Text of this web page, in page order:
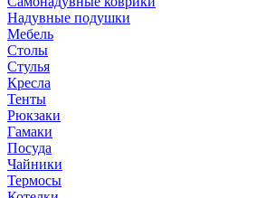
Надувные подушки
Мебель
Столы
Стулья
Кресла
Тенты
Рюкзаки
Гамаки
Посуда
Чайники
Термосы